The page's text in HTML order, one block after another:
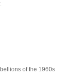
of the 1960s